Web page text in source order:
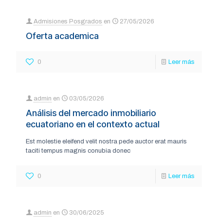
Admisiones Posgrados en 27/05/2026
Oferta academica
0 Leer más
admin en 03/05/2026
Análisis del mercado inmobiliario
ecuatoriano en el contexto actual
Est molestie eleifend velit nostra pede auctor erat mauris
taciti tempus magnis conubia donec
0 Leer más
admin en 30/06/2025